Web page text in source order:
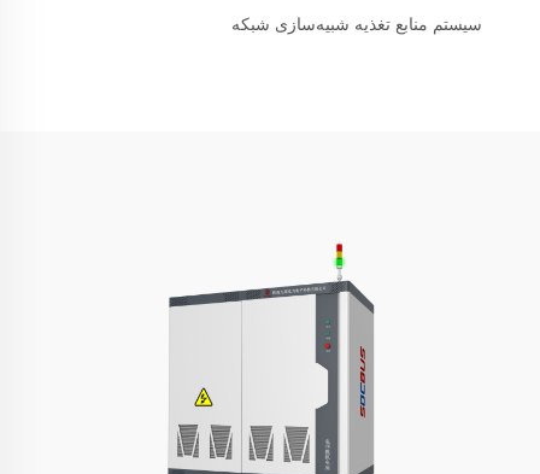
سیستم منابع تغذیه شبیه‌سازی شبکه